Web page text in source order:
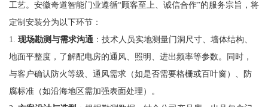
工艺。安徽奇道智能门业遵循“顾客至上、诚信合作”的服务宗旨，将
定制安装分为以下环节：
1. 现场勘测与需求沟通：技术人员实地测量门洞尺寸、墙体结构、
地面平整度，了解配电房的通风、照明、进出频率等参数。同时，
与客户确认防火等级、通风需求（如是否需要格栅或百叶窗）、防
腐标准（如沿海地区需加强表面处理）。